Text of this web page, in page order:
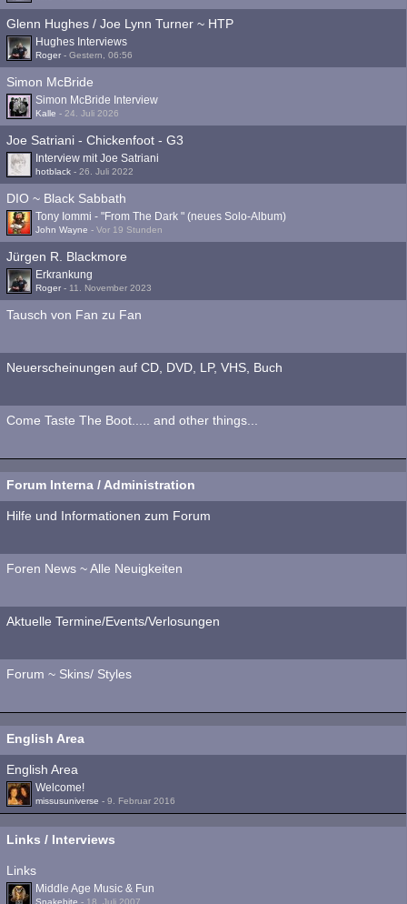
Glenn Hughes / Joe Lynn Turner ~ HTP
Hughes Interviews
Roger - Gestern, 06:56
Simon McBride
Simon McBride Interview
Kalle - 24. Juli 2026
Joe Satriani - Chickenfoot - G3
Interview mit Joe Satriani
hotblack - 26. Juli 2022
DIO ~ Black Sabbath
Tony Iommi - "From The Dark " (neues Solo-Album)
John Wayne - Vor 19 Stunden
Jürgen R. Blackmore
Erkrankung
Roger - 11. November 2023
Tausch von Fan zu Fan
Neuerscheinungen auf CD, DVD, LP, VHS, Buch
Come Taste The Boot..... and other things...
Forum Interna / Administration
Hilfe und Informationen zum Forum
Foren News ~ Alle Neuigkeiten
Aktuelle Termine/Events/Verlosungen
Forum ~ Skins/ Styles
English Area
English Area
Welcome!
missusuniverse - 9. Februar 2016
Links / Interviews
Links
Middle Age Music & Fun
Snakebite - 18. Juli 2007